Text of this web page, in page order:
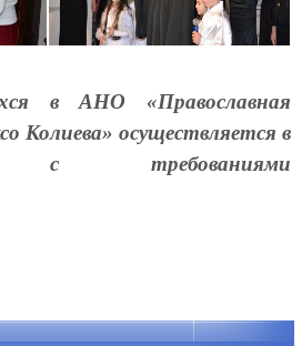
в АНО «Православная
Колиева» осуществляется в
с требованиями